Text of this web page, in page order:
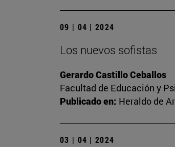
09 | 04 | 2024
Los nuevos sofistas
Gerardo Castillo Ceballos
Facultad de Educación y
Publicado en: Heraldo de
03 | 04 | 2024